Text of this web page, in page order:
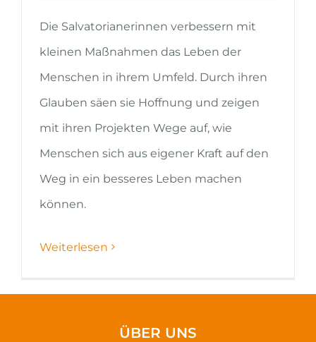
Die Salvatorianerinnen verbessern mit
kleinen Maßnahmen das Leben der
Menschen in ihrem Umfeld. Durch ihren
Glauben säen sie Hoffnung und zeigen
mit ihren Projekten Wege auf, wie
Menschen sich aus eigener Kraft auf den
Weg in ein besseres Leben machen
können.
Weiterlesen
ÜBER UNS